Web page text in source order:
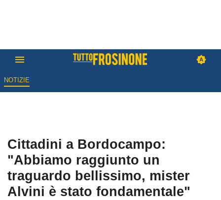
NOTIZIE
Cittadini a Bordocampo:
"Abbiamo raggiunto un
traguardo bellissimo, mister
Alvini è stato fondamentale"